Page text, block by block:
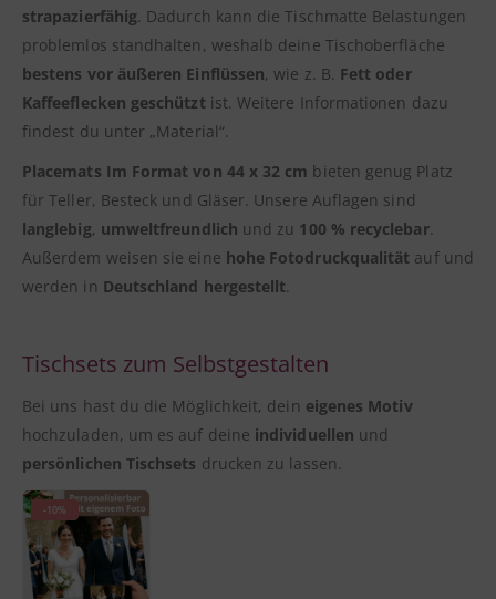
strapazierfähig. Dadurch kann die Tischmatte Belastungen
problemlos standhalten, weshalb deine Tischoberfläche
bestens vor äußeren Einflüssen, wie z. B. Fett oder
Kaffeeflecken geschützt ist. Weitere Informationen dazu
findest du unter „Material“.
Placemats Im Format von 44 x 32 cm bieten genug Platz
für Teller, Besteck und Gläser. Unsere Auflagen sind
langlebig, umweltfreundlich und zu 100 % recyclebar.
Außerdem weisen sie eine hohe Fotodruckqualität auf und
werden in Deutschland hergestellt.
Tischsets zum Selbstgestalten
Bei uns hast du die Möglichkeit, dein eigenes Motiv
hochzuladen, um es auf deine individuellen und
persönlichen Tischsets drucken zu lassen.
-10%